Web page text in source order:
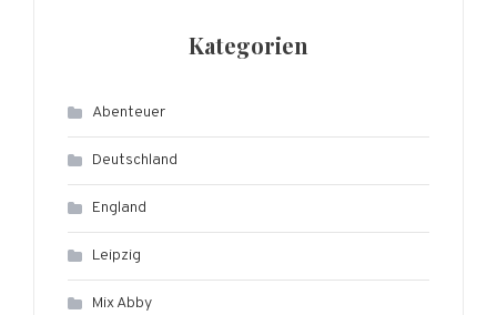
Kategorien
Abenteuer
Deutschland
England
Leipzig
Mix Abby